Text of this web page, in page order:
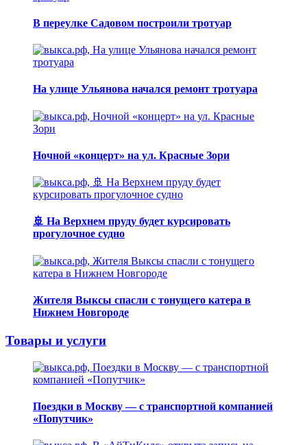
В переулке Садовом построили тротуар
На улице Ульянова начался ремонт тротуара
Ночной «концерт» на ул. Красные Зори
🚢 На Верхнем пруду будет курсировать
прогулочное судно
Жителя Выксы спасли с тонущего катера в
Нижнем Новгороде
Товары и услуги
Поездки в Москву — с транспортной компанией
«Попутчик»